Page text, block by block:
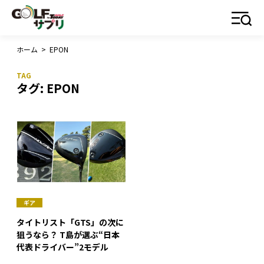
ホーム > EPON
タグ: EPON
ギア
タイトリスト「GTS」の次に
狙うなら？ T島が選ぶ“日本
代表ドライバー”2モデル